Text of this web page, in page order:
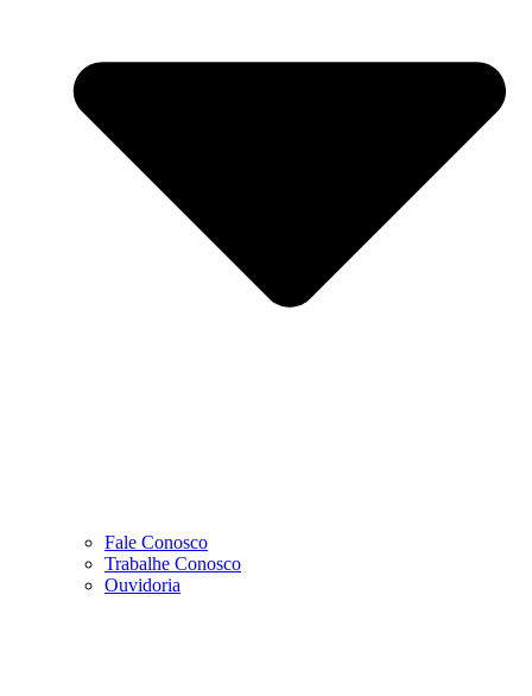
Fale Conosco
Trabalhe Conosco
Ouvidoria